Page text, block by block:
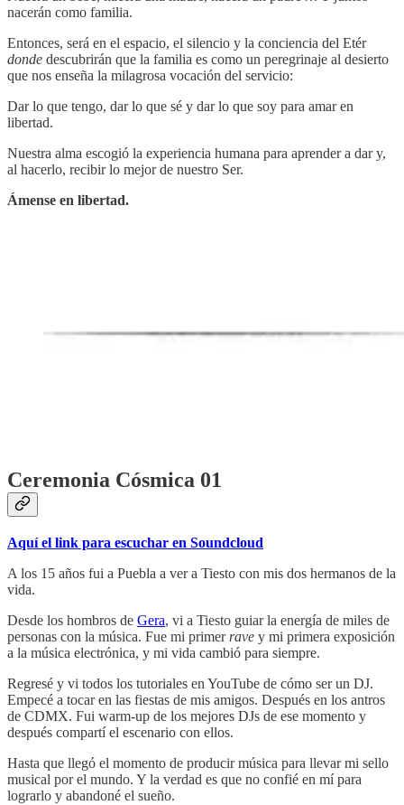
nacerán como familia.
Entonces, será en el espacio, el silencio y la conciencia del Etér
donde descubrirán que la familia es como un peregrinaje al desierto
que nos enseña la milagrosa vocación del servicio:
Dar lo que tengo, dar lo que sé y dar lo que soy para amar en
libertad.
Nuestra alma escogió la experiencia humana para aprender a dar y,
al hacerlo, recibir lo mejor de nuestro Ser.
Ámense en libertad.
Ceremonia Cósmica 01
Aquí el link para escuchar en Soundcloud
A los 15 años fui a Puebla a ver a Tiesto con mis dos hermanos de la
vida.
Desde los hombros de Gera, vi a Tiesto guiar la energía de miles de
personas con la música. Fue mi primer rave y mi primera exposición
a la música electrónica, y mi vida cambió para siempre.
Regresé y vi todos los tutoriales en YouTube de cómo ser un DJ.
Empecé a tocar en las fiestas de mis amigos. Después en los antros
de CDMX. Fui warm-up de los mejores DJs de ese momento y
después compartí el escenario con ellos.
Hasta que llegó el momento de producir música para llevar mi sello
musical por el mundo. Y la verdad es que no confié en mí para
lograrlo y abandoné el sueño.